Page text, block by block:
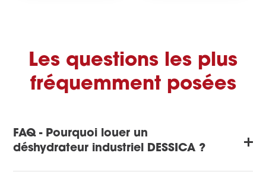
Les questions les plus
fréquemment posées
FAQ - Pourquoi louer un
déshydrateur industriel DESSICA ?